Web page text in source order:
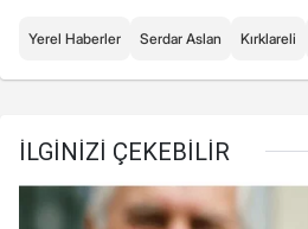
Yerel Haberler Serdar Aslan Kırklareli